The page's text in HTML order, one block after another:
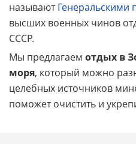
называютГенеральскими
высших военных чинов
СССР.
Мы предлагаем отдых в
моря, который можно
целебных источников
поможет очистить и